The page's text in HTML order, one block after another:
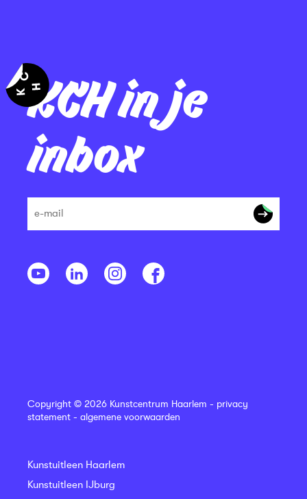
KCH in je
inbox
Copyright © 2026 Kunstcentrum Haarlem - privacy
statement - algemene voorwaarden
Kunstuitleen Haarlem
Kunstuitleen IJburg